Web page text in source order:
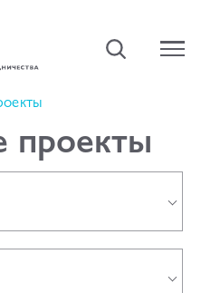
проекты